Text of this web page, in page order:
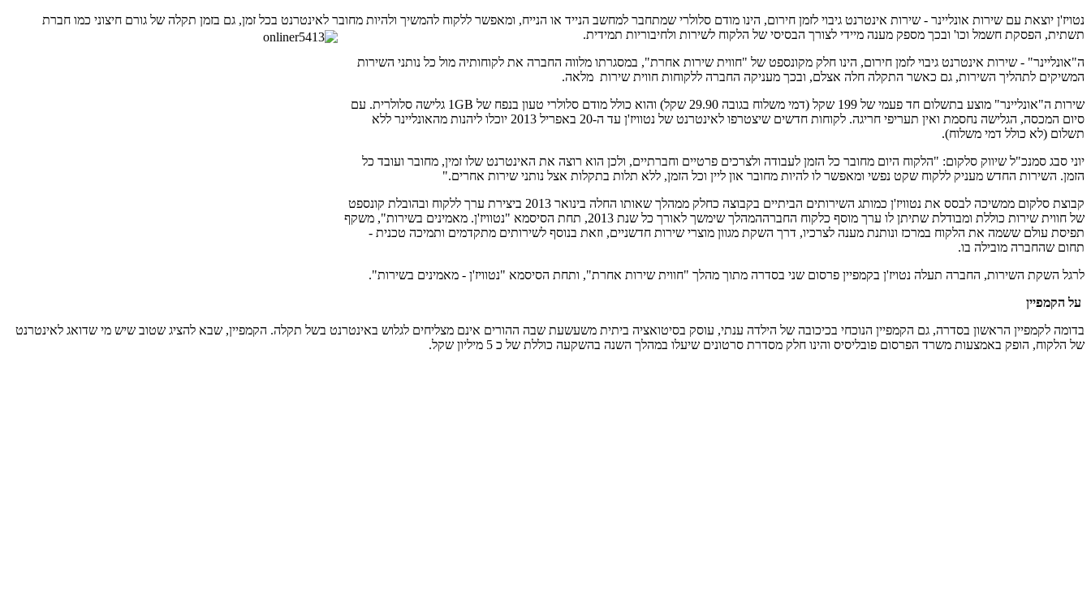
נטויז'ן יוצאת עם שירות אונליינר - שירות אינטרנט גיבוי לזמן חירום, הינו מודם סלולרי שמתחבר למחשב הנייד או הנייח, ומאפשר ללקוח להמשיך ולהיות מחובר לאינטרנט בכל זמן, גם בזמן תקלה של גורם חיצוני כמו חברת
תשתית, הפסקת חשמל וכו' ובכך מספק מענה מיידי לצורך הבסיסי של הלקוח לשירות ולחיבוריות תמידית.
ה"אונליינר" - שירות אינטרנט גיבוי לזמן חירום, הינו חלק מקונספט של "חווית שירות אחרת", במסגרתו מלווה החברה את לקוחותיה מול כל נותני השירות
המשיקים לתהליך השירות, גם כאשר התקלה חלה אצלם, ובכך מעניקה החברה ללקוחות חווית שירות מלאה.
שירות ה"אונליינר" מוצע בתשלום חד פעמי של 199 שקל (דמי משלוח בגובה 29.90 שקל) והוא כולל מודם סלולרי טעון בנפח של 1GB גלישה סלולרית. עם
סיום המכסה, הגלישה נחסמת ואין תעריפי חריגה. לקוחות חדשים שיצטרפו לאינטרנט של נטוויז'ן עד ה-20 באפריל 2013 יוכלו ליהנות מהאונליינר ללא
תשלום (לא כולל דמי משלוח).
יוני סבג סמנכ"ל שיווק סלקום: "הלקוח היום מחובר כל הזמן לעבודה ולצרכים פרטיים וחברתיים, ולכן הוא רוצה את האינטרנט שלו זמין, מחובר ועובד כל
הזמן. השירות החדש מעניק ללקוח שקט נפשי ומאפשר לו להיות מחובר און ליין וכל הזמן, ללא תלות בתקלות אצל נותני שירות אחרים."
קבוצת סלקום ממשיכה לבסס את נטוויז'ן כמותג השירותים הביתיים בקבוצה כחלק ממהלך שאותו החלה בינואר 2013 ביצירת ערך ללקוח ובהובלת קונספט
של חווית שירות כוללת ומבודלת שתיתן לו ערך מוסף כלקוח החברההמהלך שימשך לאורך כל שנת 2013, תחת הסיסמא "נטוויז'ן. מאמינים בשירות", משקף
תפיסת עולם ששמה את הלקוח במרכז ונותנת מענה לצרכיו, דרך השקת מגוון מוצרי שירות חדשניים, וזאת בנוסף לשירותים מתקדמים ותמיכה טכנית -
תחום שהחברה מובילה בו.
לרגל השקת השירות, החברה תעלה נטויז'ן בקמפיין פרסום שני בסדרה מתוך מהלך "חווית שירות אחרת", ותחת הסיסמא "נטוויז'ן - מאמינים בשירות".
על הקמפיין
בדומה לקמפיין הראשון בסדרה, גם הקמפיין הנוכחי בכיכובה של הילדה ענתי, עוסק בסיטואציה ביתית משעשעת שבה ההורים אינם מצליחים לגלוש באינטרנט בשל תקלה. הקמפיין, שבא להציג שטוב שיש מי שדואג לאינטרנט
של הלקוח, הופק באמצעות משרד הפרסום פובליסיס והינו חלק מסדרת סרטונים שיעלו במהלך השנה בהשקעה כוללת של כ 5 מיליון שקל.